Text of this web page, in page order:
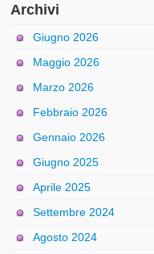
Archivi
Giugno 2026
Maggio 2026
Marzo 2026
Febbraio 2026
Gennaio 2026
Giugno 2025
Aprile 2025
Settembre 2024
Agosto 2024